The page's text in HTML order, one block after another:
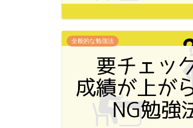
全般的な勉強法